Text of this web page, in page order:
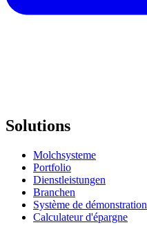
Solutions
Molchsysteme
Portfolio
Dienstleistungen
Branchen
Système de démonstration
Calculateur d'épargne